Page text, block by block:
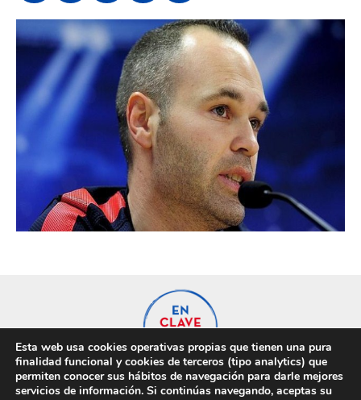
Esta web usa cookies operativas propias que tienen una pura
finalidad funcional y cookies de terceros (tipo analytics) que
permiten conocer sus hábitos de navegación para darle mejores
servicios de información. Si continúas navegando, aceptas su